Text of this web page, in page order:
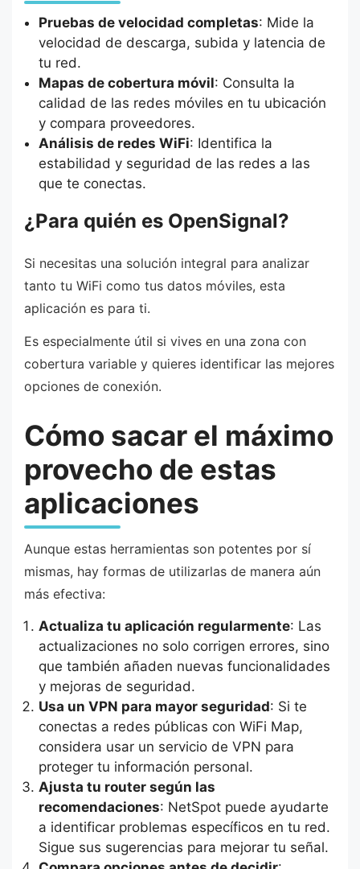
Pruebas de velocidad completas: Mide la
velocidad de descarga, subida y latencia de
tu red.
Mapas de cobertura móvil: Consulta la
calidad de las redes móviles en tu ubicación
y compara proveedores.
Análisis de redes WiFi: Identifica la
estabilidad y seguridad de las redes a las
que te conectas.
¿Para quién es OpenSignal?
Si necesitas una solución integral para analizar
tanto tu WiFi como tus datos móviles, esta
aplicación es para ti.
Es especialmente útil si vives en una zona con
cobertura variable y quieres identificar las mejores
opciones de conexión.
Cómo sacar el máximo
provecho de estas
aplicaciones
Aunque estas herramientas son potentes por sí
mismas, hay formas de utilizarlas de manera aún
más efectiva:
Actualiza tu aplicación regularmente: Las
actualizaciones no solo corrigen errores, sino
que también añaden nuevas funcionalidades
y mejoras de seguridad.
Usa un VPN para mayor seguridad: Si te
conectas a redes públicas con WiFi Map,
considera usar un servicio de VPN para
proteger tu información personal.
Ajusta tu router según las
recomendaciones: NetSpot puede ayudarte
a identificar problemas específicos en tu red.
Sigue sus sugerencias para mejorar tu señal.